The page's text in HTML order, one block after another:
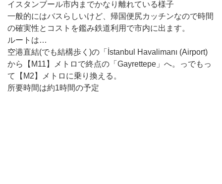
イスタンブール市内までかなり離れている様子
一般的にはバスらしいけど、帰国便尻カッチンなので時間
の確実性とコストを鑑み鉄道利用で市内に出ます。
ルートは…
空港直結(でも結構歩く)の「İstanbul Havalimanı (Airport)
から【M11】メトロで終点の「Gayrettepe」へ。っでもっ
て【M2】メトロに乗り換える。
所要時間は約1時間の予定